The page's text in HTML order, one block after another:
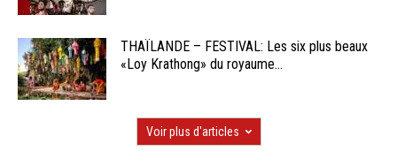
THAÏLANDE – FESTIVAL: Les six plus beaux
«Loy Krathong» du royaume...
Voir plus d'articles